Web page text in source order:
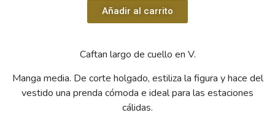
Añadir al carrito
Caftan largo de cuello en V.
Manga media. De corte holgado, estiliza la figura y hace del
vestido una prenda cómoda e ideal para las estaciones
cálidas.